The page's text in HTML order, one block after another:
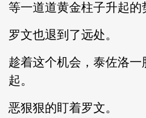
等一道道黄金柱子升起的
罗文也退到了远处。
趁着这个机会，泰佐洛
起。
恶狠狠的盯着罗文。